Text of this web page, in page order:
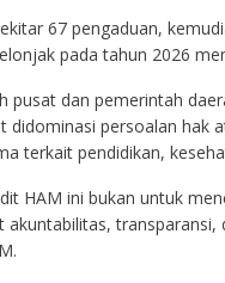
67 pengaduan,
pada tahun 2026
pusat dan pemerintah
didominasi persoalan hak
terkait pendidikan,
HAM ini bukan untuk
akuntabilitas,